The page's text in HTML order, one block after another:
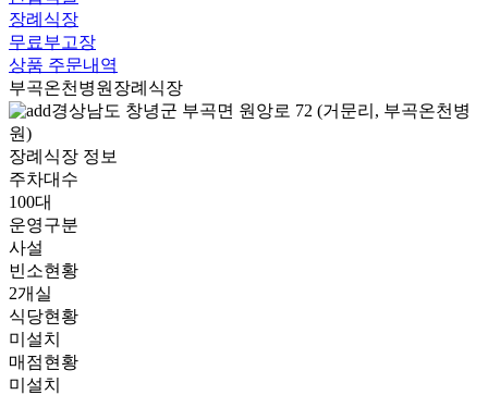
장례식장
무료부고장
상품 주문내역
부곡온천병원장례식장
경상남도 창녕군 부곡면 원앙로 72 (거문리, 부곡온천병
원)
장례식장 정보
주차대수
100대
운영구분
사설
빈소현황
2개실
식당현황
미설치
매점현황
미설치